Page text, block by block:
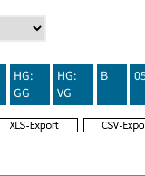
HG:
GG
HG:
VG
B